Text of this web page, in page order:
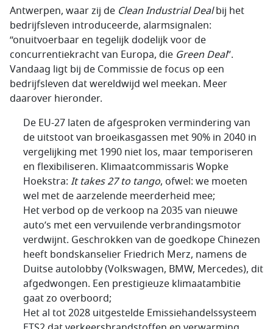
Antwerpen, waar zij de Clean Industrial Dealbij het
bedrijfsleven introduceerde, alarmsignalen:
“onuitvoerbaar en tegelijk dodelijk voor de
concurrentiekracht van Europa, die Green Deal”.
Vandaag ligt bij de Commissie de focus op een
bedrijfsleven dat wereldwijd wel meekan. Meer
daarover hieronder.
De EU-27 laten de afgesproken vermindering van
de uitstoot van broeikasgassen met 90% in 2040 in
vergelijking met 1990 niet los, maar temporiseren
en flexibiliseren. Klimaatcommissaris Wopke
Hoekstra: It takes 27 to tango, ofwel: we moeten
wel met de aarzelende meerderheid mee;
Het verbod op de verkoop na 2035 van nieuwe
auto’s met een vervuilende verbrandingsmotor
verdwijnt. Geschrokken van de goedkope Chinezen
heeft bondskanselier Friedrich Merz, namens de
Duitse autolobby (Volkswagen, BMW, Mercedes), dit
afgedwongen. Een prestigieuze klimaatambitie
gaat zo overboord;
Het al tot 2028 uitgestelde Emissiehandelssysteem